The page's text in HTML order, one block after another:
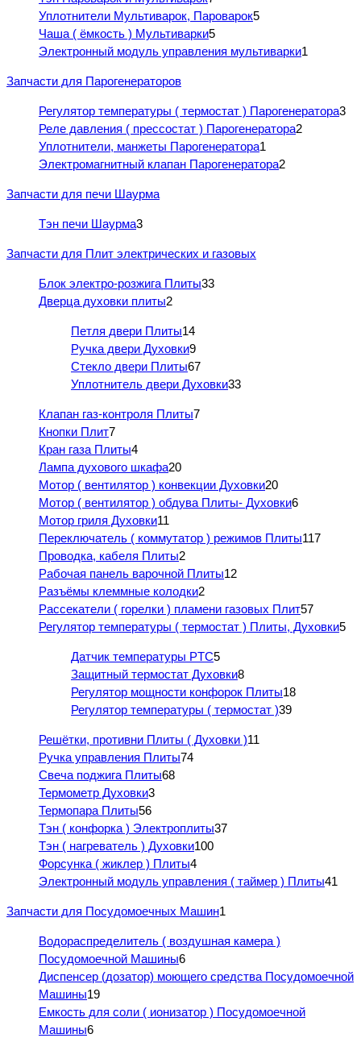
Уплотнители Мультиварок, Пароварок5
Чаша ( ёмкость ) Мультиварки5
Электронный модуль управления мультиварки1
Запчасти для Парогенераторов
Регулятор температуры ( термостат ) Парогенератора3
Реле давления ( прессостат ) Парогенератора2
Уплотнители, манжеты Парогенератора1
Электромагнитный клапан Парогенератора2
Запчасти для печи Шаурма
Тэн печи Шаурма3
Запчасти для Плит электрических и газовых
Блок электро-розжига Плиты33
Дверца духовки плиты2
Петля двери Плиты14
Ручка двери Духовки9
Стекло двери Плиты67
Уплотнитель двери Духовки33
Клапан газ-контроля Плиты7
Кнопки Плит7
Кран газа Плиты4
Лампа духового шкафа20
Мотор ( вентилятор ) конвекции Духовки20
Мотор ( вентилятор ) обдува Плиты- Духовки6
Мотор гриля Духовки11
Переключатель ( коммутатор ) режимов Плиты117
Проводка, кабеля Плиты2
Рабочая панель варочной Плиты12
Разъёмы клеммные колодки2
Рассекатели ( горелки ) пламени газовых Плит57
Регулятор температуры ( термостат ) Плиты, Духовки5
Датчик температуры PTC5
Защитный термостат Духовки8
Регулятор мощности конфорок Плиты18
Регулятор температуры ( термостат )39
Решётки, противни Плиты ( Духовки )11
Ручка управления Плиты74
Свеча поджига Плиты68
Термометр Духовки3
Термопара Плиты56
Тэн ( конфорка ) Электроплиты37
Тэн ( нагреватель ) Духовки100
Форсунка ( жиклер ) Плиты4
Электронный модуль управления ( таймер ) Плиты41
Запчасти для Посудомоечных Машин1
Водораспределитель ( воздушная камера )
Посудомоечной Машины6
Диспенсер (дозатор) моющего средства Посудомоечной
Машины19
Емкость для соли ( ионизатор ) Посудомоечной
Машины6